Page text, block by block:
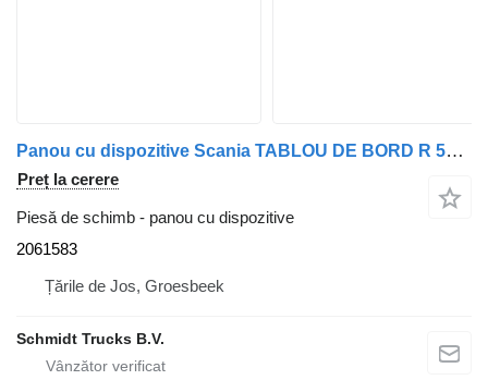
Panou cu dispozitive Scania TABLOU DE BORD R 500 EURO 5 MODEL 2012 2061583 pentru camion
Preț la cerere
Piesă de schimb - panou cu dispozitive
2061583
Țările de Jos, Groesbeek
Schmidt Trucks B.V.